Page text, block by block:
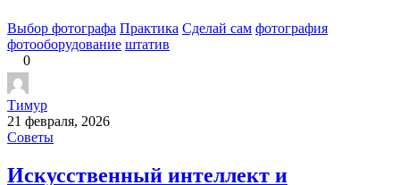
Выбор фотографа Практика Сделай сам фотография
фотооборудование штатив
0
Тимур
21 февраля, 2026
Советы
Искусственный интеллект и